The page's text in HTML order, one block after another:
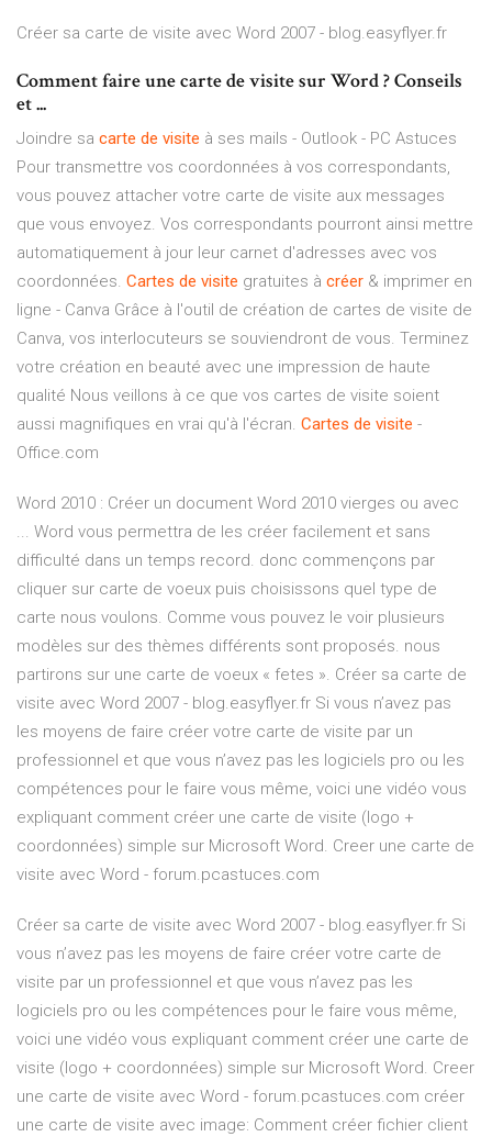
Créer sa carte de visite avec Word 2007 - blog.easyflyer.fr
Comment faire une carte de visite sur Word ? Conseils
et ...
Joindre sa carte de visite à ses mails - Outlook - PC Astuces
Pour transmettre vos coordonnées à vos correspondants,
vous pouvez attacher votre carte de visite aux messages
que vous envoyez. Vos correspondants pourront ainsi mettre
automatiquement à jour leur carnet d'adresses avec vos
coordonnées. Cartes de visite gratuites à créer & imprimer en
ligne - Canva Grâce à l'outil de création de cartes de visite de
Canva, vos interlocuteurs se souviendront de vous. Terminez
votre création en beauté avec une impression de haute
qualité Nous veillons à ce que vos cartes de visite soient
aussi magnifiques en vrai qu'à l'écran. Cartes de visite -
Office.com
Word 2010 : Créer un document Word 2010 vierges ou avec
... Word vous permettra de les créer facilement et sans
difficulté dans un temps record. donc commençons par
cliquer sur carte de voeux puis choisissons quel type de
carte nous voulons. Comme vous pouvez le voir plusieurs
modèles sur des thèmes différents sont proposés. nous
partirons sur une carte de voeux « fetes ». Créer sa carte de
visite avec Word 2007 - blog.easyflyer.fr Si vous n’avez pas
les moyens de faire créer votre carte de visite par un
professionnel et que vous n’avez pas les logiciels pro ou les
compétences pour le faire vous même, voici une vidéo vous
expliquant comment créer une carte de visite (logo +
coordonnées) simple sur Microsoft Word. Creer une carte de
visite avec Word - forum.pcastuces.com
Créer sa carte de visite avec Word 2007 - blog.easyflyer.fr Si
vous n’avez pas les moyens de faire créer votre carte de
visite par un professionnel et que vous n’avez pas les
logiciels pro ou les compétences pour le faire vous même,
voici une vidéo vous expliquant comment créer une carte de
visite (logo + coordonnées) simple sur Microsoft Word. Creer
une carte de visite avec Word - forum.pcastuces.com créer
une carte de visite avec image: Comment créer fichier client